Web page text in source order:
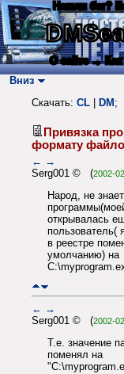
Нашли баг?
О сайте → Как
Вниз
Скачать: CL DM ;
Привязка
формату
← →
Serg001 © (2002-
Народ, не
открывалась
пользователь(
в реестре
умолчанию) на
← →
Serg001 © (2002-
Т.е. значение
поменял на